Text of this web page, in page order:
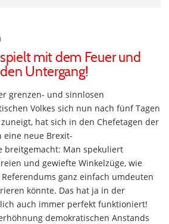
mit dem Feuer und
Untergang!
grenzen- und sinnlosen
Volkes sich nun nach fünf Tagen
hat sich in den Chefetagen der
eine neue Brexit-
breitgemacht: Man spekuliert
und gewiefte Winkelzüge, wie
ganz einfach umdeuten
könnte. Das hat ja in der
auch immer perfekt funktioniert!
demokratischen Anstands